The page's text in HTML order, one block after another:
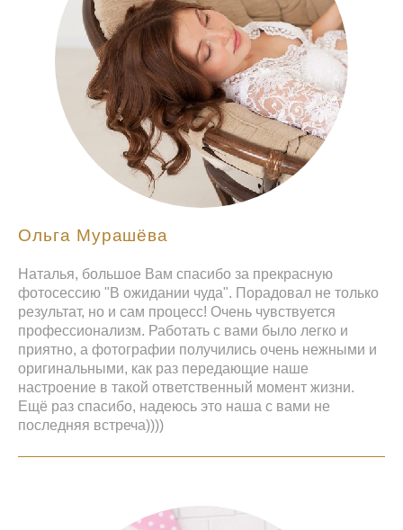
Ольга Мурашёва
Наталья, большое Вам спасибо за прекрасную
фотосессию "В ожидании чуда". Порадовал не только
результат, но и сам процесс! Очень чувствуется
профессионализм. Работать с вами было легко и
приятно, а фотографии получились очень нежными и
оригинальными, как раз передающие наше
настроение в такой ответственный момент жизни.
Ещё раз спасибо, надеюсь это наша с вами не
последняя встреча))))